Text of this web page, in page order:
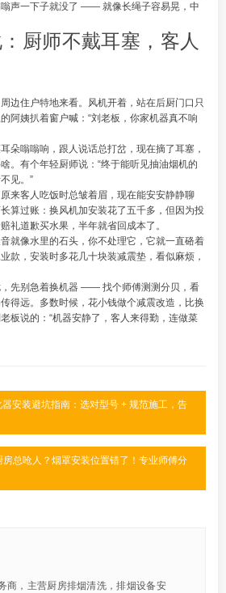
声一下子就没了 —— 就像长绳子容易晃，中
厨师不戴耳塞，客人
边住户特地来看。风机开着，站在后厨门口只
阿姨扒着窗户喊：“刘老板，你家机器真不响
朵嗡嗡响，跟人说话总打岔，现在摘了耳塞，
。有个年轻厨师说：“终于能听见抽油烟机的
见。”
来客人吃饭时总皱着眉，现在能安安静静聊
算过账：换风机加安装花了五千多，但因为投
礼道歉买水果，半年就省回成本了。
就像水里的石头，你不处理它，它就一直硌着
款，安装时多花几十块装减震垫，看似麻烦，
先别急着换机器 —— 找个师傅测测分贝，看
得远。多数时候，花小钱做个减震改造，比换
板说的：“机器安静了，客人来得勤，连做菜
安装避坑指南：选对型号 + 规范施工，告
房总呛人？烟罩安装位置错了！专业师傅分
商，主营厨房排烟清洗，排烟设备安